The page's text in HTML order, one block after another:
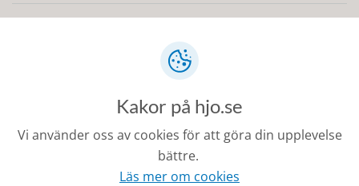
kommunen@hjo.se
Besöks- och postadress: Torggatan 2, 544 30 Hjo
Kakor på hjo.se
Vi använder oss av cookies för att göra din upplevelse
bättre.
Läs mer om cookies